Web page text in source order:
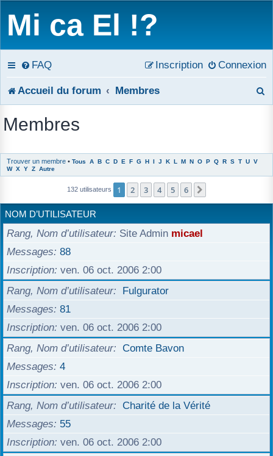
Mi ca El !?
FAQ Connexion
Inscription
Accueil du forum Membres
h
e
c
Membres
Trouver un membre • Tous A B C D E F G H I J K L M N O P Q R S T U V
W X Y Z Autre
132 utilisateurs 1 2 3 4 5 6
NOM D’UTILISATEUR
Rang, Nom d’utilisateur Site Admin micael
Messages
88
Inscription ven. 06 oct. 2006 2:00
Rang, Nom d’utilisateur
Fulgurator
Messages
81
Inscription ven. 06 oct. 2006 2:00
Rang, Nom d’utilisateur
Comte Bavon
Messages
4
Inscription ven. 06 oct. 2006 2:00
Rang, Nom d’utilisateur
Charité de la Vérité
Messages
55
Inscription ven. 06 oct. 2006 2:00